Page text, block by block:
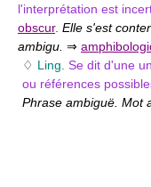
l'interprétation est
obscur. Elle s'est
ambigu. ⇒
♢ Ling. Se dit d'une
ou références
Phrase ambiguë. Mot